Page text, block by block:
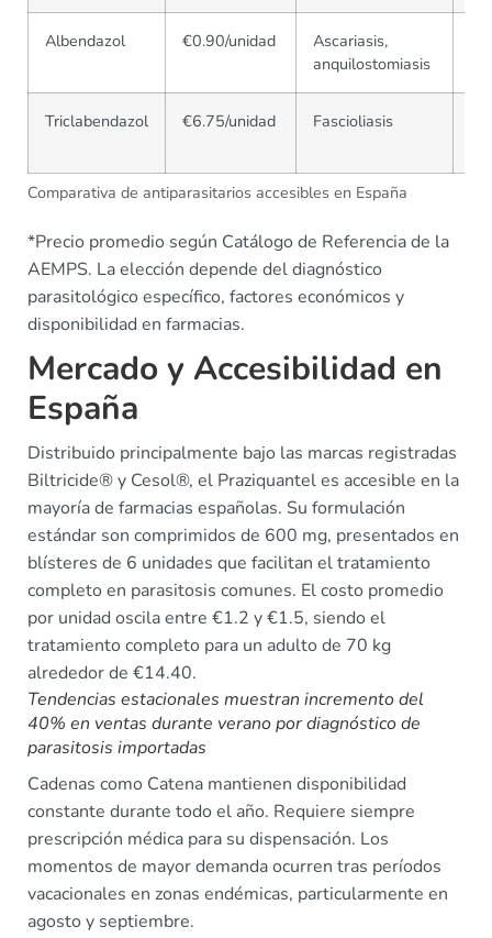
Comparativa de antiparasitarios accesibles en España
Albendazol €0.90/unidad
Ascariasis,
anquilostomiasis
Triclabendazol €6.75/unidad Fascioliasis
*Precio promedio según Catálogo de Referencia de la
AEMPS. La elección depende del diagnóstico
parasitológico específico, factores económicos y
disponibilidad en farmacias.
Mercado y Accesibilidad en
España
Distribuido principalmente bajo las marcas registradas
Biltricide® y Cesol®, el Praziquantel es accesible en la
mayoría de farmacias españolas. Su formulación
estándar son comprimidos de 600 mg, presentados en
blísteres de 6 unidades que facilitan el tratamiento
completo en parasitosis comunes. El costo promedio
por unidad oscila entre €1.2 y €1.5, siendo el
tratamiento completo para un adulto de 70 kg
alrededor de €14.40.
Tendencias estacionales muestran incremento del
40% en ventas durante verano por diagnóstico de
parasitosis importadas
Cadenas como Catena mantienen disponibilidad
constante durante todo el año. Requiere siempre
prescripción médica para su dispensación. Los
momentos de mayor demanda ocurren tras períodos
vacacionales en zonas endémicas, particularmente en
agosto y septiembre.